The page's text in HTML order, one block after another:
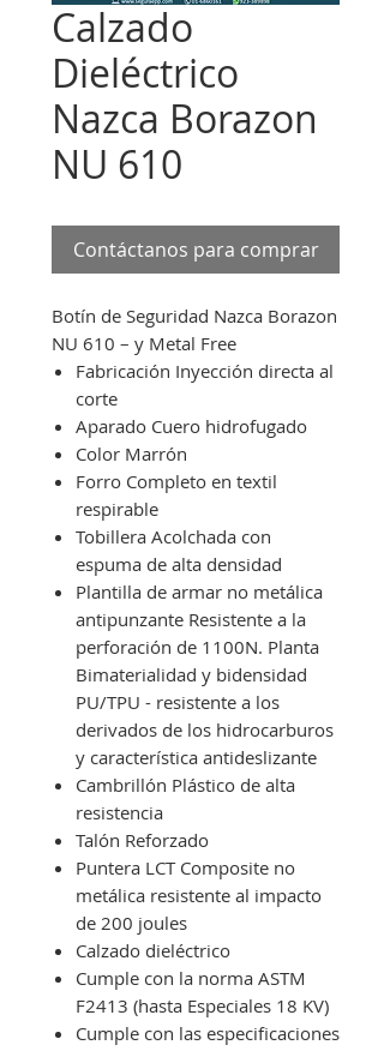
Calzado
Dieléctrico
Nazca Borazon
NU 610
Contáctanos para comprar
Botín de Seguridad Nazca Borazon
NU 610 – y Metal Free
Fabricación Inyección directa al
corte
Aparado Cuero hidrofugado
Color Marrón
Forro Completo en textil
respirable
Tobillera Acolchada con
espuma de alta densidad
Plantilla de armar no metálica
antipunzante Resistente a la
perforación de 1100N. Planta
Bimaterialidad y bidensidad
PU/TPU - resistente a los
derivados de los hidrocarburos
y característica antideslizante
Cambrillón Plástico de alta
resistencia
Talón Reforzado
Puntera LCT Composite no
metálica resistente al impacto
de 200 joules
Calzado dieléctrico
Cumple con la norma ASTM
F2413 (hasta Especiales 18 KV)
Cumple con las especificaciones